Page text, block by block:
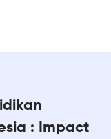
: Impact